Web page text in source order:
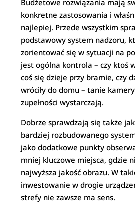
Budżetowe rozwiązania mają
konkretne zastosowania i
najlepiej. Przede wszystkim
podstawowy system nadzoru,
zorientować się w sytuacji na
jest ogólna kontrola – czy ktoś
coś się dzieje przy bramie, czy
wróciły do domu – tanie
zupełności wystarczają.
Dobrze sprawdzają się także
bardziej rozbudowanego
jako dodatkowe punkty
mniej kluczowe miejsca, gdzie
najwyższa jakość obrazu. W
inwestowanie w drogie
strefy nie zawsze ma sens.